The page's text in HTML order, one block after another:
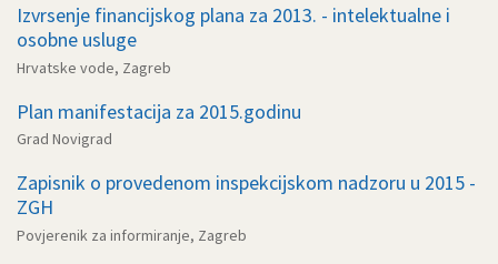
Izvrsenje financijskog plana za 2013. - intelektualne i
osobne usluge
Hrvatske vode, Zagreb
Plan manifestacija za 2015.godinu
Grad Novigrad
Zapisnik o provedenom inspekcijskom nadzoru u 2015 -
ZGH
Povjerenik za informiranje, Zagreb